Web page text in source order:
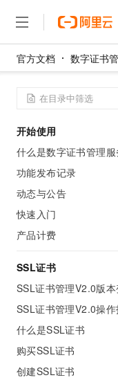
官方文档 数字证书
开始使用
什么是数字证书管理服
功能发布记录
动态与公告
快速入门
产品计费
SSL证书
SSL证书管理V2.0版
SSL证书管理V2.0操作
什么是SSL证书
购买SSL证书
创建SSL证书
大模型
产品
精选产品
计算
容器
存储
网络与CDN
安全
中间件
解决方案
精选解决方案
互联网应用开发
大数据
现代化应用
安全
网络
可观测
权益
定价
云市场
伙伴
服务
了解阿里云